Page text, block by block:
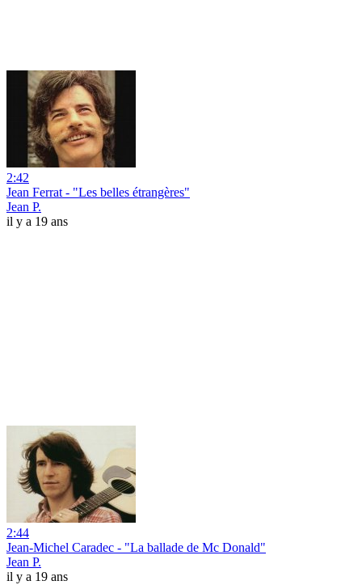
2:42
Jean Ferrat - "Les belles étrangères"
Jean P.
il y a 19 ans
2:44
Jean-Michel Caradec - "La ballade de Mc Donald"
Jean P.
il y a 19 ans